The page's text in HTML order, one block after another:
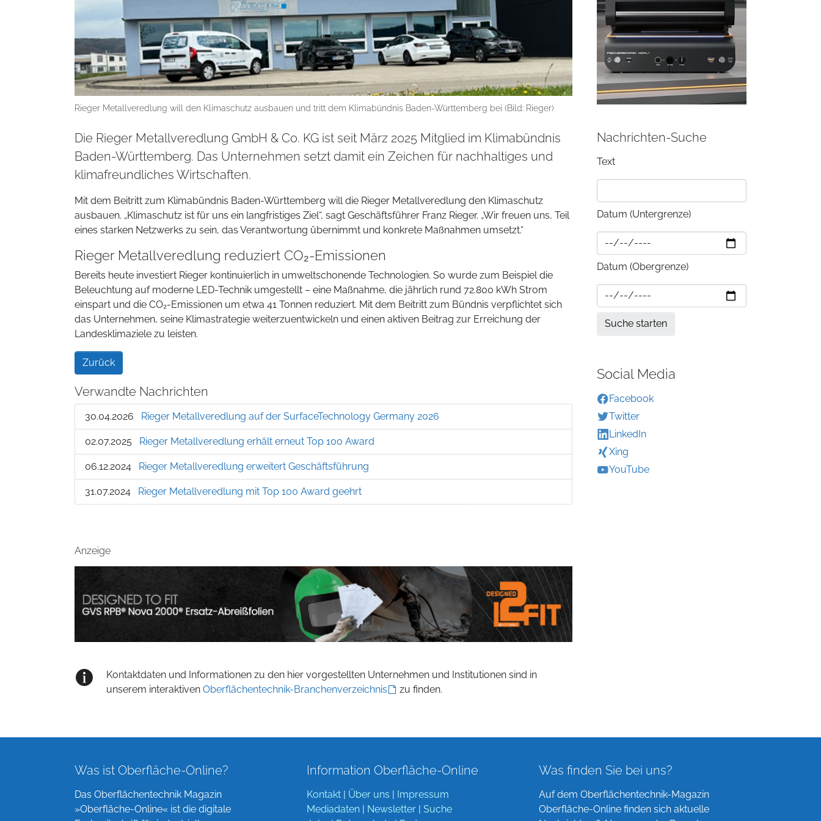
Rieger Metallveredlung will den Klimaschutz ausbauen und tritt dem Klimabündnis Baden-Württemberg bei (Bild: Rieger)
Die Rieger Metallveredlung GmbH & Co. KG ist seit März 2025 Mitglied im Klimabündnis
Baden-Württemberg. Das Unternehmen setzt damit ein Zeichen für nachhaltiges und
klimafreundliches Wirtschaften.
Mit dem Beitritt zum Klimabündnis Baden-Württemberg will die Rieger Metallveredlung den Klimaschutz
ausbauen. „Klimaschutz ist für uns ein langfristiges Ziel“, sagt Geschäftsführer Franz Rieger. „Wir freuen uns, Teil
eines starken Netzwerks zu sein, das Verantwortung übernimmt und konkrete Maßnahmen umsetzt.“
Rieger Metallveredlung reduziert CO₂-Emissionen
Bereits heute investiert Rieger kontinuierlich in umweltschonende Technologien. So wurde zum Beispiel die
Beleuchtung auf moderne LED-Technik umgestellt – eine Maßnahme, die jährlich rund 72.800 kWh Strom
einspart und die CO₂-Emissionen um etwa 41 Tonnen reduziert. Mit dem Beitritt zum Bündnis verpflichtet sich
das Unternehmen, seine Klimastrategie weiterzuentwickeln und einen aktiven Beitrag zur Erreichung der
Landesklimaziele zu leisten.
Zurück
Verwandte Nachrichten
30.04.2026 Rieger Metallveredlung auf der SurfaceTechnology Germany 2026
02.07.2025 Rieger Metallveredlung erhält erneut Top 100 Award
06.12.2024 Rieger Metallveredlung erweitert Geschäftsführung
31.07.2024 Rieger Metallveredlung mit Top 100 Award geehrt
Anzeige
Kontaktdaten und Informationen zu den hier vorgestellten Unternehmen und Institutionen sind in
unserem interaktiven Oberflächentechnik-Branchenverzeichnis zu finden.
Nachrichten-Suche
Text
Datum (Untergrenze)
Datum (Obergrenze)
Social Media
Facebook
Twitter
LinkedIn
Xing
YouTube
Was ist Oberfläche-Online?
Das Oberflächentechnik Magazin
»Oberfläche-Online« ist die digitale
Information Oberfläche-Online
Kontakt Über uns
Impressum
Mediadaten
Newsletter
Suche
Was finden Sie bei uns?
Auf dem Oberflächentechnik-Magazin
Oberfläche-Online finden sich aktuelle